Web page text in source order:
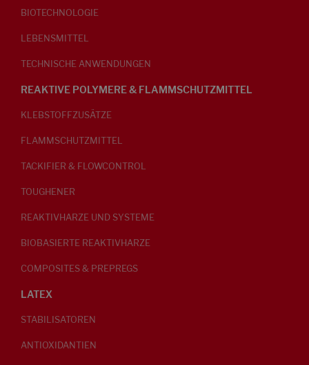
BIOTECHNOLOGIE
LEBENSMITTEL
TECHNISCHE ANWENDUNGEN
REAKTIVE POLYMERE & FLAMMSCHUTZMITTEL
KLEBSTOFFZUSÄTZE
FLAMMSCHUTZMITTEL
TACKIFIER & FLOWCONTROL
TOUGHENER
REAKTIVHARZE UND SYSTEME
BIOBASIERTE REAKTIVHARZE
COMPOSITES & PREPREGS
LATEX
STABILISATOREN
ANTIOXIDANTIEN